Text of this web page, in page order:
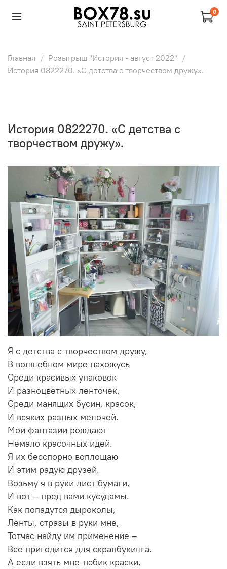
0
Главная
Розыгрыш "История - август 2022"
История 0822270. «С детства с творчеством дружу».
История 0822270. «С детства с
творчеством дружу».
Я с детства с творчеством дружу,
В волшебном мире нахожусь
Среди красивых упаковок
И разноцветных ленточек,
Среди манящих бусин, красок,
И всяких разных мелочей.
Мои фантазии рождают
Немало красочных идей.
Я их бесспорно воплощаю
И этим радую друзей.
Возьму я в руки лист бумаги,
И вот – пред вами кусудамы.
Как попадутся дыроколы,
Ленты, стразы в руки мне,
Тотчас найду им применение –
Все пригодится для скрапбукинга.
А если взять мне тюбик краски,